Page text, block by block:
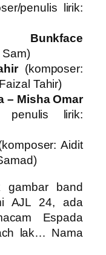
penulis lirik:
Sam)
(komposer:
Tahir)
– Misha Omar
penulis lirik:
Aidit
band
AJL 24, ada
Espada
lak… Nama